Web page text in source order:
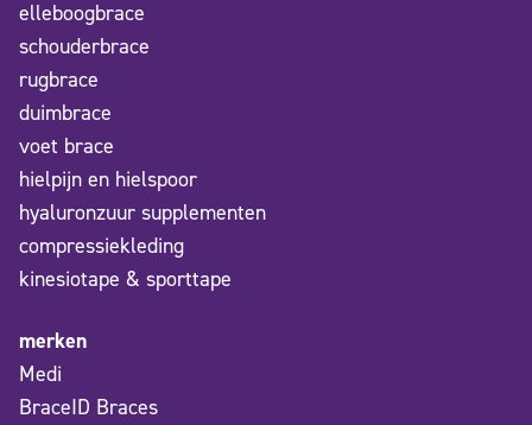
elleboogbrace
schouderbrace
rugbrace
duimbrace
voet brace
hielpijn en hielspoor
hyaluronzuur supplementen
compressiekleding
kinesiotape & sporttape
merken
Medi
BraceID Braces